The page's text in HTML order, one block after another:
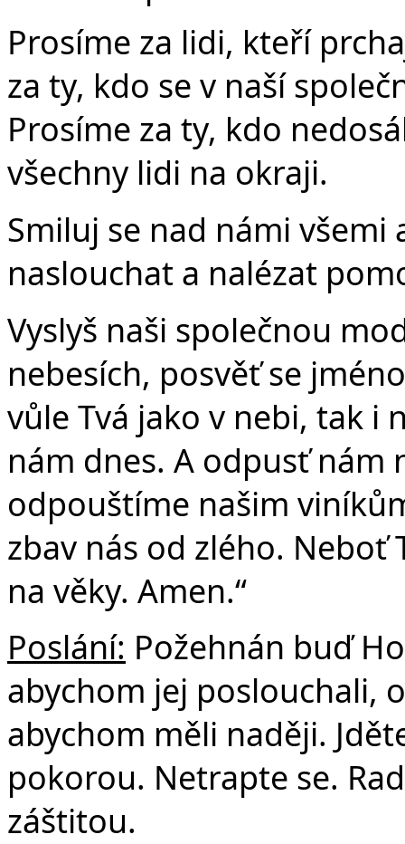
Prosíme za lidi, kteří
za ty, kdo se v naší
Prosíme za ty, kdo
všechny lidi na okraji.
Smiluj se nad námi
naslouchat a nalézat
Vyslyš naši společnou
nebesích, posvěť se
vůle Tvá jako v nebi, tak i
nám dnes. A odpusť nám
odpouštíme našim
zbav nás od zlého. Neboť
na věky. Amen.“
Poslání: Požehnán buď
abychom jej poslouchali,
abychom měli naději.
pokorou. Netrapte se.
záštitou.